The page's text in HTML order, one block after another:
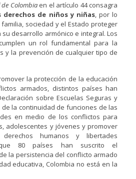
Colombiaen el artículo 44 consagra
derechos de niños y niñas, por lo
sociedad y el Estado proteger
desarrollo armónico e integral. Los
un rol fundamental para la
y la prevención de cualquier tipo de
la protección de la educación
armados, distintos países han
sobre Escuelas Seguras y
la continuidad de funciones de las
en medio de los conflictos para
adolescentes y jóvenes y promover
humanos y libertades
80 países han suscrito el
la persistencia del conflicto armado
educativa, Colombia no está en la